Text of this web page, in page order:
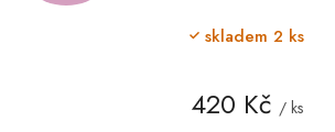
420 Kč / ks
skladem 2 ks